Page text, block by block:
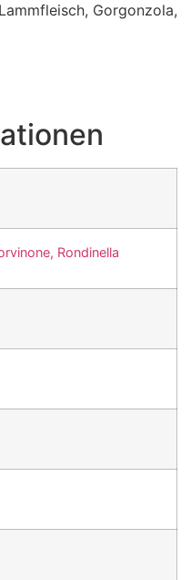
Gorgonzola,
Rondinella